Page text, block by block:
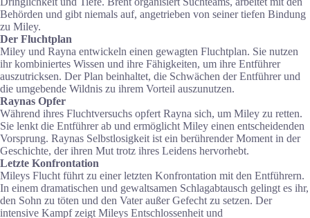
Behörden und gibt niemals auf, angetrieben von seiner tiefen Bindung
zu Miley.
Der Fluchtplan
Miley und Rayna entwickeln einen gewagten Fluchtplan. Sie nutzen
ihr kombiniertes Wissen und ihre Fähigkeiten, um ihre Entführer
auszutricksen. Der Plan beinhaltet, die Schwächen der Entführer und
die umgebende Wildnis zu ihrem Vorteil auszunutzen.
Raynas Opfer
Während ihres Fluchtversuchs opfert Rayna sich, um Miley zu retten.
Sie lenkt die Entführer ab und ermöglicht Miley einen entscheidenden
Vorsprung. Raynas Selbstlosigkeit ist ein berührender Moment in der
Geschichte, der ihren Mut trotz ihres Leidens hervorhebt.
Letzte Konfrontation
Mileys Flucht führt zu einer letzten Konfrontation mit den Entführern.
In einem dramatischen und gewaltsamen Schlagabtausch gelingt es ihr,
den Sohn zu töten und den Vater außer Gefecht zu setzen. Der
intensive Kampf zeigt Mileys Entschlossenheit und